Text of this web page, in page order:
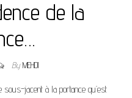
de la
By MEHDI
jacent à la portance qu’est